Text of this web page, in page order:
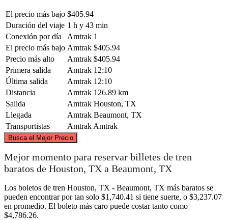
El precio más bajo $405.94
Duración del viaje 1 h y 43 min
Conexión por día
Amtrak 1
El precio más bajo Amtrak $405.94
Precio más alto
Amtrak $405.94
Primera salida
Amtrak 12:10
Última salida
Amtrak 12:10
Distancia
Amtrak 126.89 km
Salida
Amtrak Houston, TX
Llegada
Amtrak Beaumont, TX
Transportistas
Amtrak Amtrak
Busca el Mejor Precio
©
Mejor momento para reservar billetes de tren
baratos de Houston, TX a Beaumont, TX
Los boletos de tren Houston, TX - Beaumont, TX más baratos se
pueden encontrar por tan solo $1,740.41 si tiene suerte, o $3,237.07
en promedio. El boleto más caro puede costar tanto como
$4,786.26.